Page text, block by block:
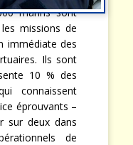
marins sont
missions de
immédiate des
Ils sont
10 % des
connaissent
éprouvants –
sur deux dans
de